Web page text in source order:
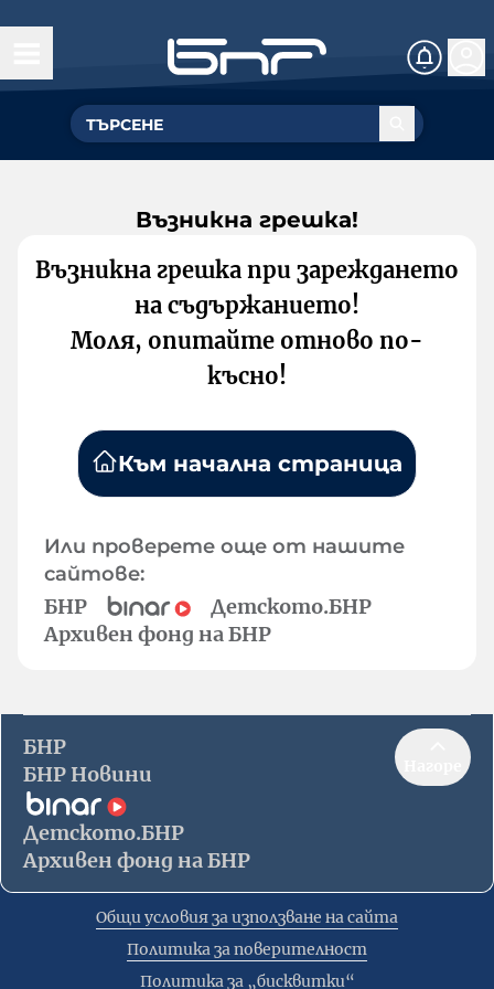
Възникна грешка!
Възникна грешка при зареждането
на съдържанието!
Моля, опитайте отново по-
късно!
Към начална страница
Или проверете още от нашите
сайтове:
БНР
Детското.БНР
Архивен фонд на БНР
БНР
БНР Новини
Детското.БНР
Архивен фонд на БНР
Общи условия за използване на сайта
Политика за поверителност
Политика за „бисквитки“